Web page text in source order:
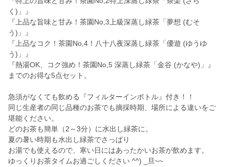
く)」』
『上品な旨味と甘み！茶園No,3上級深蒸し緑茶「夢想 (むそ
う)」』
『上品なコク！茶園No,4！八十八夜深蒸し緑茶「優遊 (ゆうゆ
う)」』
『熱湯OK、コク強め！茶園No,5 深蒸し緑茶「金谷 (かなや)」』
までのお得な5点セット。
急須がなくても飲める『フィルターインボトル』付き！！
同じ生産者の同じ品種のお茶でも摘採時期、場所による違いをご
堪能ください。
どのお茶も簡単（2～3分）に水出し緑茶に。
夏の暑い時期も水出し緑茶でさっぱり
お湯でも使えるので、寒い日にはあったかいお茶が飲めます。
ゆっくりお茶タイムお過ごしください ^^) _旦~~